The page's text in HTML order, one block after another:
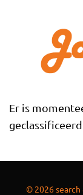
Er is
geclassificeerd.
© 2026 search